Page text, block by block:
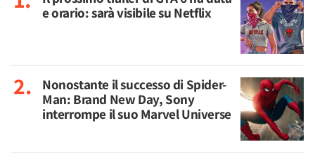
e orario: sarà visibile su Netflix
Nonostante il successo di Spider-
Man: Brand New Day, Sony
interrompe il suo Marvel Universe